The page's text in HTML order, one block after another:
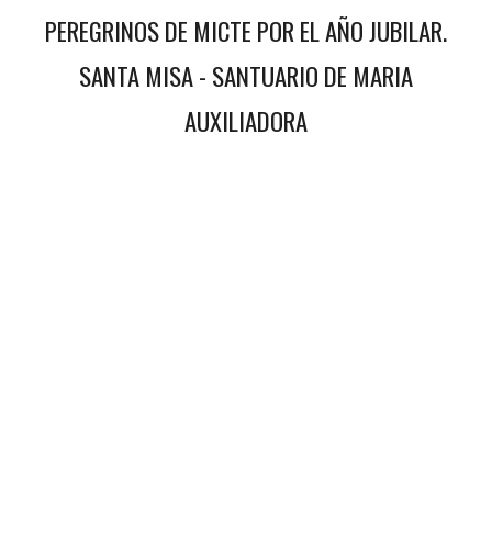
PEREGRINOS DE MICTE POR EL AÑO JUBILAR.
SANTA MISA - SANTUARIO DE MARIA
AUXILIADORA